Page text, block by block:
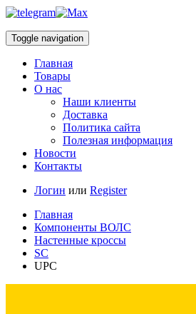
Toggle navigation
Главная
Товары
О нас
Наши клиенты
Доставка
Политика сайта
Полезная информация
Новости
Контакты
Логин или Register
Главная
Компоненты ВОЛС
Настенные кроссы
SC
UPC